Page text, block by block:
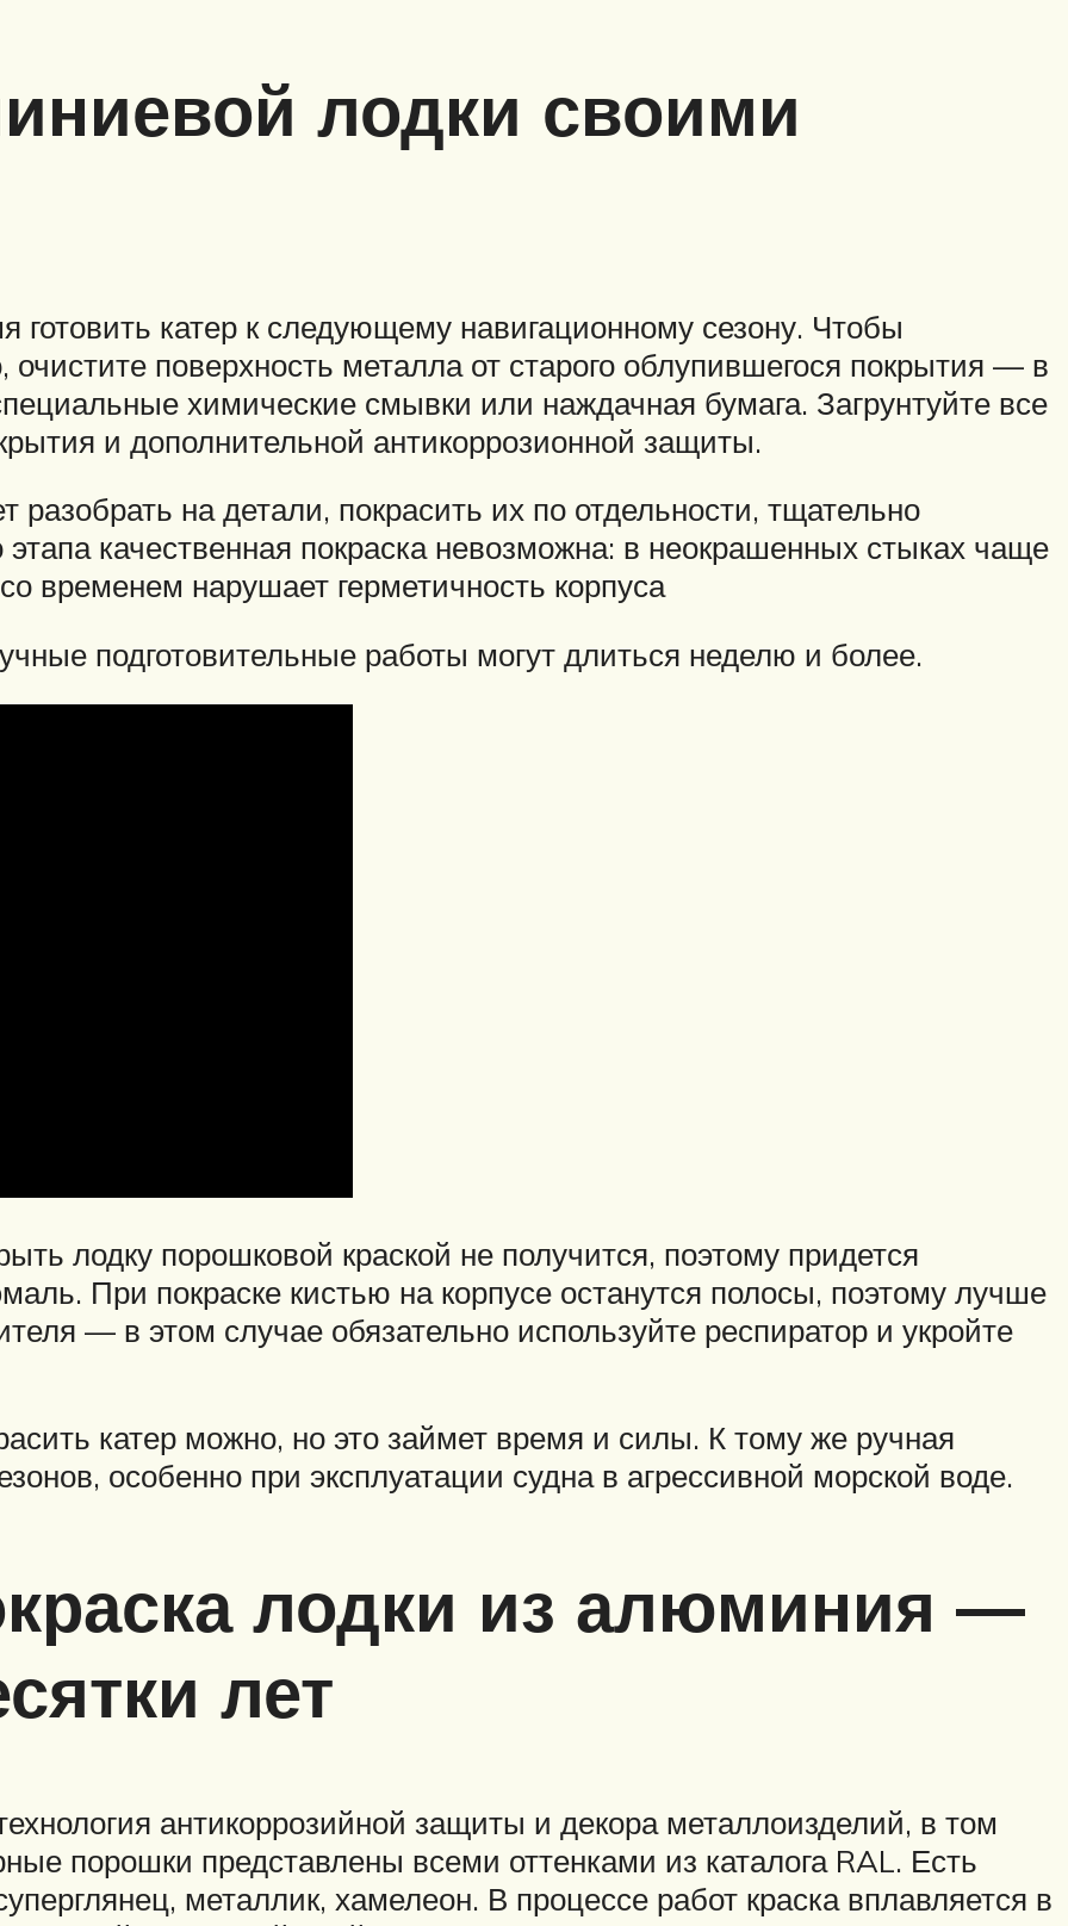
лодки своими
готовить катер к следующему навигационному сезону. Чтобы
очистите поверхность металла от старого облупившегося покрытия — в
химические смывки или наждачная бумага. Загрунтуйте все
и дополнительной антикоррозионной защиты.
разобрать на детали, покрасить их по отдельности, тщательно
качественная покраска невозможна: в неокрашенных стыках чаще
временем нарушает герметичность корпуса
подготовительные работы могут длиться неделю и более.
лодку порошковой краской не получится, поэтому придется
При покраске кистью на корпусе останутся полосы, поэтому лучше
— в этом случае обязательно используйте респиратор и укройте
катер можно, но это займет время и силы. К тому же ручная
особенно при эксплуатации судна в агрессивной морской воде.
лодки из алюминия —
лет
антикоррозийной защиты и декора металлоизделий, в том
порошки представлены всеми оттенками из каталога RAL. Есть
металлик, хамелеон. В процессе работ краска вплавляется в